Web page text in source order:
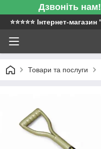
Дзвоніть
⭐️⭐️⭐️⭐️⭐️ Інтернет-
Товари та послуги